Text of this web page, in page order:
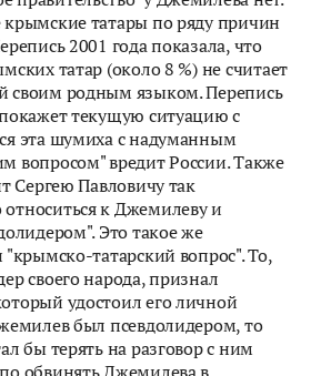
татары по ряду причин
2001 года показала, что
татар (около 8 %) не считает
своим родным языком. Перепись
текущую ситуацию с
эта шумиха с надуманным
вопросом" вредит России. Также
Сергею Павловичу так
к Джемилеву и
Это такое же
татарский вопрос". То,
своего народа, признал
удостоил его личной
был псевдолидером, то
бы терять на разговор с ним
обвинять Джемилева в